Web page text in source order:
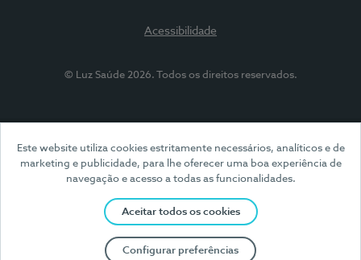
Este website utiliza cookies estritamente necessários, analíticos e de
marketing e publicidade, para lhe oferecer uma boa experiência de
navegação e acesso a todas as funcionalidades.
Aceitar todos os cookies
Configurar preferências
Acessibilidade
© Luz Saúde 2026. Todos os direitos reservados.